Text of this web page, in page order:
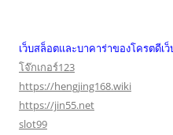
เว็บสล็อตและบาคาร่าของโครตดีเ
โจ๊กเกอร์123
https://hengjing168.wiki
https://jin55.net
slot99